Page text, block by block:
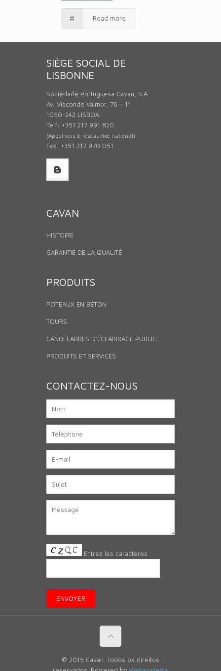
Read more
SIÈGE SOCIAL DE
LISBONNE
Sociedade Portuguesa Cavan, S.A
Av. Visconde Valmor, 76 – 1º
1050-242 LISBOA
Telf: +351 217 991 820
(Appel vers le réseau fixe national)
Fax: +351 217 970 051
CAVAN
HISTOIRE
GARANTIE DE LA QUALITÉ
PRODUITS
POTEAUX EN BÉTON
TOURS
CANDÉLABRES D’ÉCLAIRRAGE PUBLIC
PRODUITS ET SERVICES
CONTACTEZ-NOUS
Entrez les caractères
© 2015 Cavan. Todos os direitos